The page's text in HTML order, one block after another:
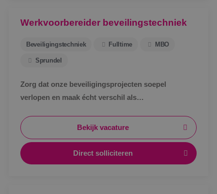
Werkvoorbereider beveilingstechniek
Beveiligingstechniek Fulltime MBO
Sprundel
Zorg dat onze beveiligingsprojecten soepel
verlopen en maak écht verschil als
Bekijk vacature
Direct solliciteren